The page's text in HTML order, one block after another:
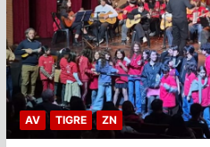
AV TIGRE ZN